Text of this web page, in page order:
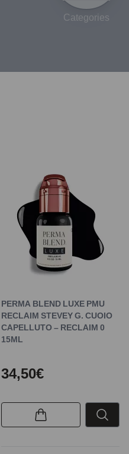
Categories
PERMA BLEND LUXE PMU
RECLAIM STEVEY G. CUOIO
CAPELLUTO – RECLAIM 0
15ML
34,50€